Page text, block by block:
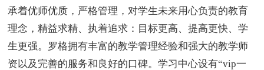
承着优师优质，严格管理，对学生未来用心负责的教育
理念，精益求精、执着追求：目标更高、提高更快、学
生更强。罗格拥有丰富的教学管理经验和强大的教学师
资以及完善的服务和良好的口碑。学习中心设有“vip一